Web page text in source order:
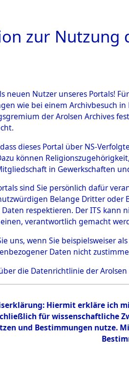
Bayern→
Isar→
zur Nutzung
neuen Nutzer unseres Portals!
wie bei einem Archivbesuch
der Arolsen Archives
dieses Portal über NS-
können
in Gewerkschaften
sind Sie persönlich dafür
Belange Dritter
respektieren. Der ITS
verantwortlich gemacht
uns, wenn Sie beispielsweiser
Daten nicht
die Datenrichtlinie der Arolsen
Hiermit erkläre ich
für wissenschaftliche
und Bestimmungen nutze.